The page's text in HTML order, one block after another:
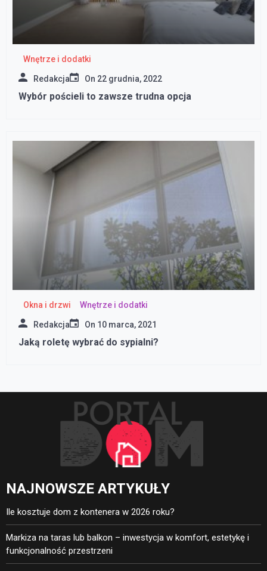
Wnętrze i dodatki
Redakcja On 22 grudnia, 2022
Wybór pościeli to zawsze trudna opcja
Okna i drzwi Wnętrze i dodatki
Redakcja On 10 marca, 2021
Jaką roletę wybrać do sypialni?
NAJNOWSZE ARTYKUŁY
Ile kosztuje dom z kontenera w 2026 roku?
Markiza na taras lub balkon – inwestycja w komfort, estetykę i
funkcjonalność przestrzeni